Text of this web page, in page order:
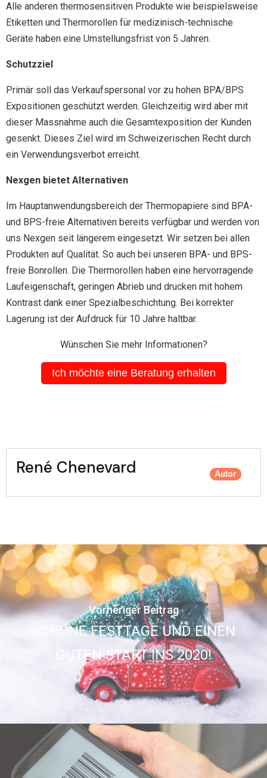
Alle anderen thermosensitiven Produkte wie beispielsweise
Etiketten und Thermorollen für medizinisch-technische
Geräte haben eine Umstellungsfrist von 5 Jahren.
Schutzziel
Primär soll das Verkaufspersonal vor zu hohen BPA/BPS
Expositionen geschützt werden. Gleichzeitig wird aber mit
dieser Massnahme auch die Gesamtexposition der Kunden
gesenkt. Dieses Ziel wird im Schweizerischen Recht durch
ein Verwendungsverbot erreicht.
Nexgen bietet Alternativen
Im Hauptanwendungsbereich der Thermopapiere sind BPA-
und BPS-freie Alternativen bereits verfügbar und werden von
uns Nexgen seit längerem eingesetzt. Wir setzen bei allen
Produkten auf Qualität. So auch bei unseren BPA- und BPS-
freie Bonrollen. Die Thermorollen haben eine hervorragende
Laufeigenschaft, geringen Abrieb und drucken mit hohem
Kontrast dank einer Spezialbeschichtung. Bei korrekter
Lagerung ist der Aufdruck für 10 Jahre haltbar.
Wünschen Sie mehr Informationen?
Ich möchte eine Beratung erhalten
René Chenevard Autor
Vorheriger Beitrag
SCHÖNE FESTTAGE UND EINEN
GUTEN START INS 2020!